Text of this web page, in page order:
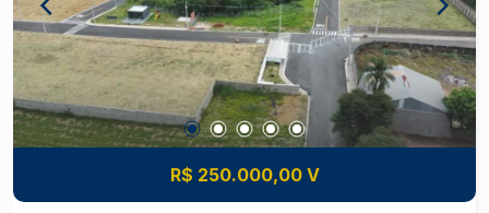
R$ 250.000,00 V